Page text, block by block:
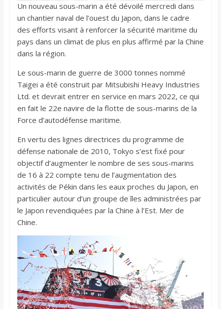
Un nouveau sous-marin a été dévoilé mercredi dans
un chantier naval de l’ouest du Japon, dans le cadre
des efforts visant à renforcer la sécurité maritime du
pays dans un climat de plus en plus affirmé par la Chine
dans la région.
Le sous-marin de guerre de 3000 tonnes nommé
Taigei a été construit par Mitsubishi Heavy Industries
Ltd. et devrait entrer en service en mars 2022, ce qui
en fait le 22e navire de la flotte de sous-marins de la
Force d’autodéfense maritime.
En vertu des lignes directrices du programme de
défense nationale de 2010, Tokyo s’est fixé pour
objectif d’augmenter le nombre de ses sous-marins
de 16 à 22 compte tenu de l’augmentation des
activités de Pékin dans les eaux proches du Japon, en
particulier autour d’un groupe de îles administrées par
le Japon revendiquées par la Chine à l’Est. Mer de
Chine.